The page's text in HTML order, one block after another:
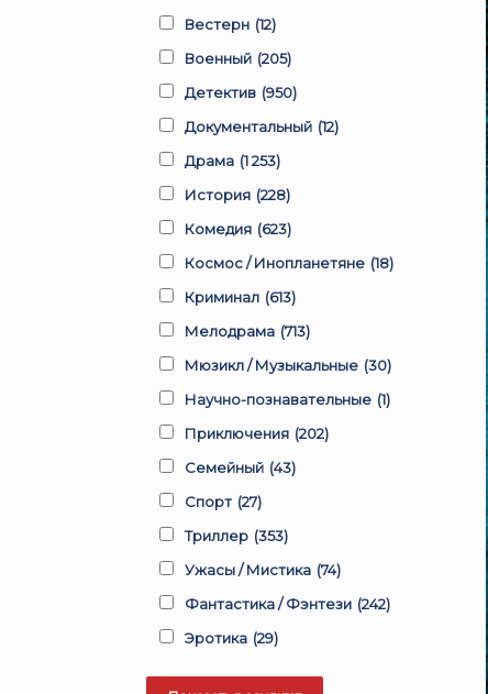
Вестерн (12)
Военный (205)
Детектив (950)
Документальный (12)
Драма (1 253)
История (228)
Комедия (623)
Космос / Инопланетяне (18)
Криминал (613)
Мелодрама (713)
Мюзикл / Музыкальные (30)
Научно-познавательные (1)
Приключения (202)
Семейный (43)
Спорт (27)
Триллер (353)
Ужасы / Мистика (74)
Фантастика / Фэнтези (242)
Эротика (29)